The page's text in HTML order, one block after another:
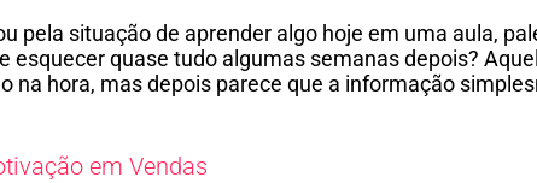
pela situação de aprender algo hoje em uma aula,
esquecer quase tudo algumas semanas depois?
na hora, mas depois parece que a informação
em Vendas